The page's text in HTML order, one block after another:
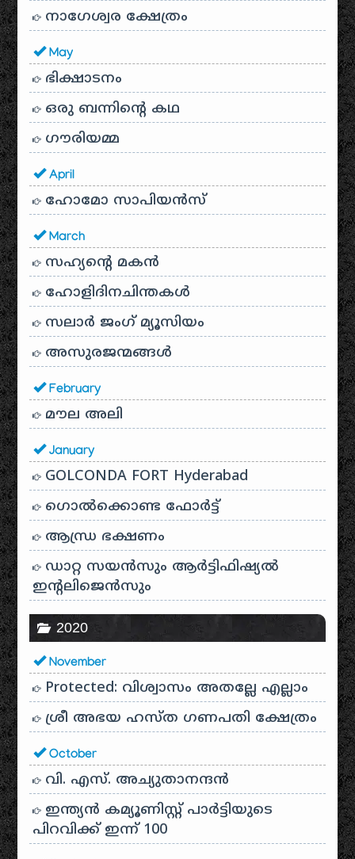
നാഗേശ്വര ക്ഷേത്രം
May
ഭിക്ഷാടനം
ഒരു ബന്നിന്റെ കഥ
ഗൗരിയമ്മ
April
ഹോമോ സാപിയൻസ്
March
സഹ്യന്റെ മകൻ
ഹോളിദിനചിന്തകൾ
സലാർ ജംഗ് മ്യൂസിയം
അസുരജന്മങ്ങൾ
February
മൗല അലി
January
GOLCONDA FORT Hyderabad
ഗൊൽക്കൊണ്ട ഫോർട്ട്
ആന്ധ്ര ഭക്ഷണം
ഡാറ്റ സയൻസും ആർട്ടിഫിഷ്യൽ
ഇൻ്റലിജെൻസും
2020
November
Protected: വിശ്വാസം അതല്ലേ എല്ലാം
ശ്രീ അഭയ ഹസ്ത ഗണപതി ക്ഷേത്രം
October
വി. എസ്. അച്യുതാനന്ദൻ
ഇന്ത്യൻ കമ്യൂണിസ്റ്റ് പാർട്ടിയുടെ
പിറവിക്ക് ഇന്ന് 100